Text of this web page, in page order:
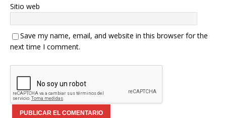
Sitio web
Save my name, email, and website in this browser for the
next time I comment.